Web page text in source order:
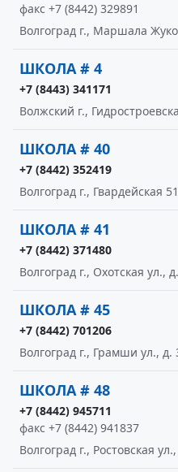
факс +7 (8442) 329891
Волгоград г., Маршала
ШКОЛА # 4
+7 (8443) 341171
Волжский г.,
ШКОЛА # 40
+7 (8442) 352419
Волгоград г., Гвардейская
ШКОЛА # 41
+7 (8442) 371480
Волгоград г., Охотская ул.,
ШКОЛА # 45
+7 (8442) 701206
Волгоград г., Грамши ул., д.
ШКОЛА # 48
+7 (8442) 945711
факс +7 (8442) 941837
Волгоград г., Ростовская